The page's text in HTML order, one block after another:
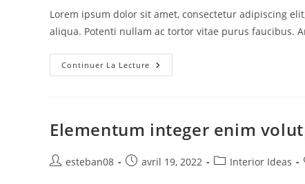
la
publication :
la
Lorem ipsum dolor sit amet, consectetur adipiscing
aliqua. Potenti nullam ac tortor vitae purus faucibus.
Continuer La Lecture Mattis
Nunc
Elementum integer enim
Auteur/autrice
esteban08
Publication
avril 19, 2022
PostInterior Ideas